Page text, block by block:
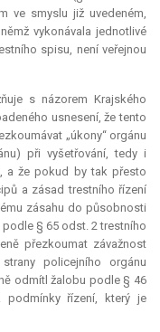
ve smyslu již uvedeném,
vykonávala jednotlivé
spisu, není veřejnou
s názorem Krajského
usnesení, že tento
„úkony“ orgánu
při vyšetřování, tedy i
a že pokud by tak přesto
a zásad trestního řízení
zásahu do působnosti
§ 65 odst. 2 trestního
přezkoumat závažnost
policejního orgánu
odmítl žalobu podle § 46
řízení, který je